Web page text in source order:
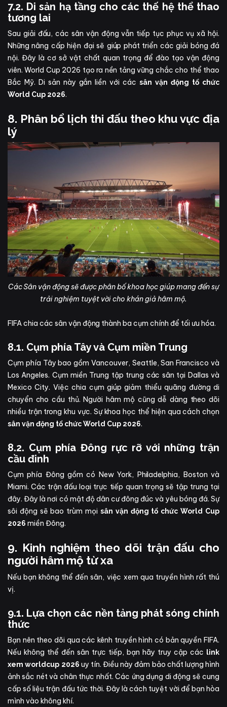
7.2. Di sản hạ tầng cho các thế hệ thể thao
tương lai
Sau giải đấu, các sân vận động vẫn tiếp tục phục vụ xã hội.
Những nâng cấp hiện đại sẽ giúp phát triển các giải bóng đá
nội. Đây là cơ sở vật chất quan trọng để đào tạo vận động
viên. World Cup 2026 tạo ra nền tảng vững chắc cho thể thao
Bắc Mỹ. Di sản này gắn liền với cácsân vận động tổ chức
World Cup 2026.
8. Phân bổ lịch thi đấu theo khu vực địa
lý
Các Sân vận động sẽ được phân bố khoa học giúp mang đến sự
trải nghiệm tuyệt vời cho khán giả hâm mộ.
FIFA chia các sân vận động thành ba cụm chính để tối ưu hóa.
8.1. Cụm phía Tây và Cụm miền Trung
Cụm phía Tây bao gồm Vancouver, Seattle, San Francisco và
Los Angeles. Cụm miền Trung tập trung các sân tại Dallas và
Mexico City. Việc chia cụm giúp giảm thiểu quãng đường di
chuyển cho cầu thủ. Người hâm mộ cũng dễ dàng theo dõi
nhiều trận trong khu vực. Sự khoa học thể hiện qua cách chọn
sân vận động tổ chức World Cup 2026.
8.2. Cụm phía Đông rực rỡ với những trận
cầu đinh
Cụm phía Đông gồm có New York, Philadelphia, Boston và
Miami. Các trận đấu loại trực tiếp quan trọng sẽ tập trung tại
đây. Đây là nơi có mật độ dân cư đông đúc và yêu bóng đá. Sự
sôi động sẽ bao trùm mọi sân vận động tổ chức World Cup
2026 miền Đông.
9. Kinh nghiệm theo dõi trận đấu cho
người hâm mộ từ xa
Nếu bạn không thể đến sân, việc xem qua truyền hình rất thú
vị.
9.1. Lựa chọn các nền tảng phát sóng chính
thức
Bạn nên theo dõi qua các kênh truyền hình có bản quyền FIFA.
Nếu không thể đến sân trực tiếp, bạn hãy truy cập các link
xem worldcup 2026 uy tín. Điều này đảm bảo chất lượng hình
ảnh sắc nét và chân thực nhất. Các ứng dụng di động sẽ cung
cấp số liệu trận đấu tức thời. Đây là cách tuyệt vời để bạn hòa
mình vào không khí.